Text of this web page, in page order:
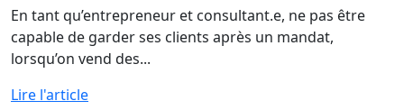
En tant qu’entrepreneur et consultant.e, ne pas être
capable de garder ses clients après un mandat,
lorsqu’on vend des...
Lire l'article